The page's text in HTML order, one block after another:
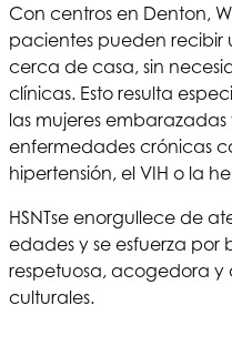
Con centros en Denton,
pacientes pueden
cerca de casa, sin
clínicas. Esto resulta
las mujeres
enfermedades crónicas
hipertensión, el VIH o la
HSNTse enorgullece de
edades y se esfuerza
respetuosa, acogedora
culturales.